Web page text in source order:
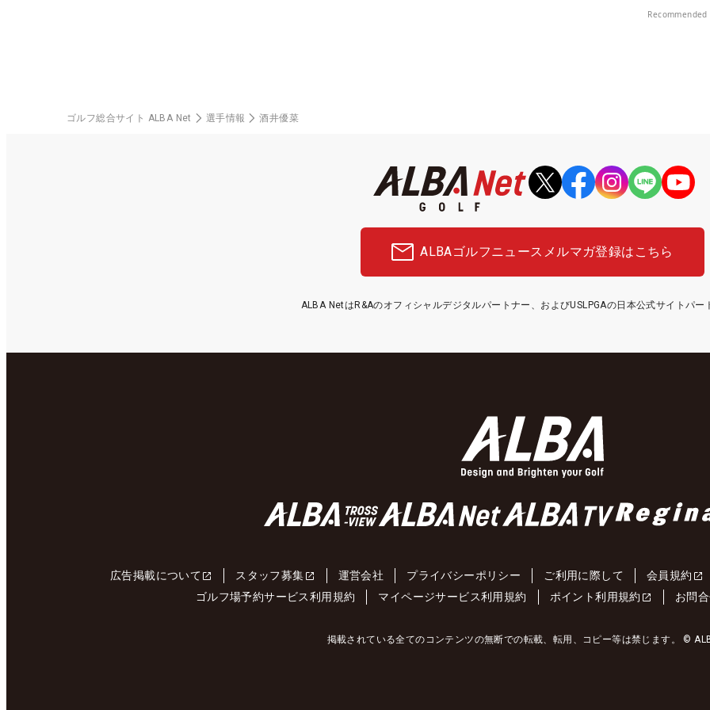
Recommended
ゴルフ総合サイト ALBA Net 選手情報 酒井優菜
ALBAゴルフニュース メルマガ登録はこちら
ALBA NetはR&Aのオフィシャルデジタルパートナー、およびUSLPGAの日本公式サイトパー
広告掲載について スタッフ募集 運営会社 プライバシーポリシー ご利用に際して 会員規約
ゴルフ場予約サービス利用規約
マイページサービス利用規約 ポイント利用規約 お問
掲載されている全てのコンテンツの無断での転載、転用、コピー等は禁じます。 ©